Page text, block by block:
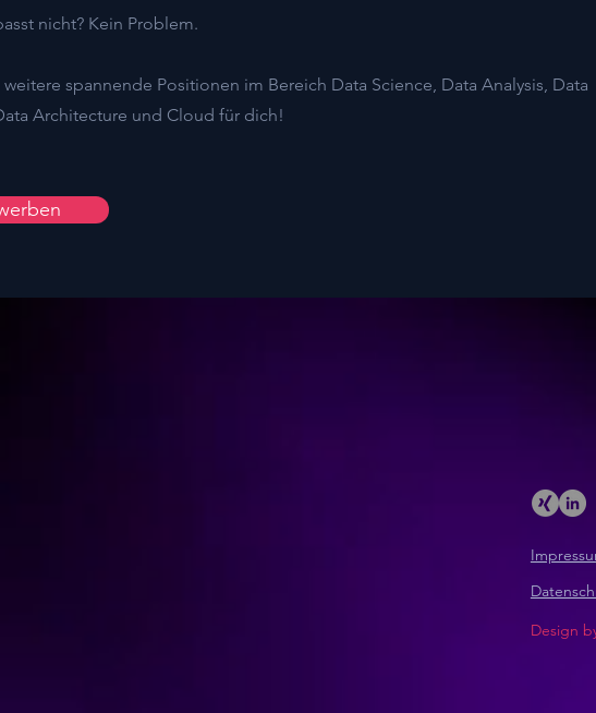
nicht? Kein Problem.
spannende Positionen im Bereich Data Science, Data Analysis, Data
Architecture und Cloud für dich!
Design